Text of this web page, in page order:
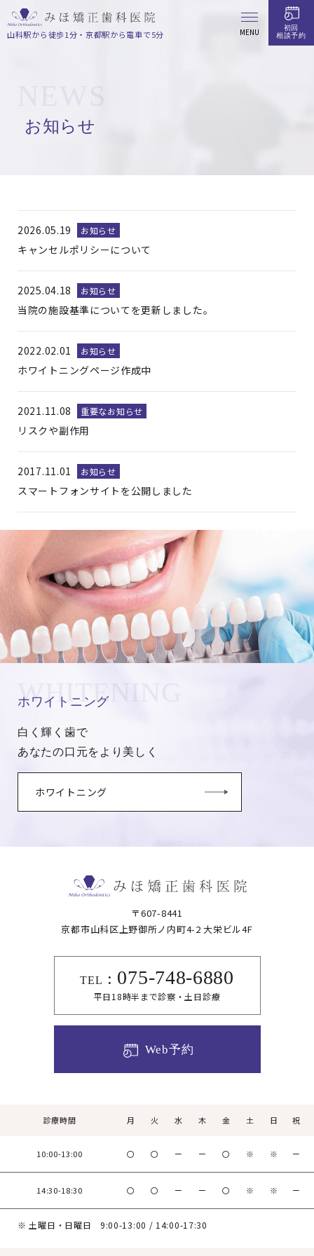
山科駅から徒歩1分・京都駅から電車で5分 MENU
初回
相談予約
お知らせ
2026.05.19 お知らせ
キャンセルポリシーについて
2025.04.18 お知らせ
当院の施設基準についてを更新しました。
2022.02.01 お知らせ
ホワイトニングページ作成中
2021.11.08 重要なお知らせ
リスクや副作用
2017.11.01 お知らせ
スマートフォンサイトを公開しました
WHITENING
ホワイトニング
白く輝く歯で
あなたの口元をより美しく
ホワイトニング
〒607-8441
京都市山科区上野御所ノ内町4-2 大栄ビル4F
TEL : 075-748-6880
平日18時半まで診察・土日診療
Web予約
診療時間 月 火 水 木 金 土 日 祝
10:00-13:00 〇 〇 ー ー 〇 ※ ※ ー
14:30-18:30 〇 〇 ー ー 〇 ※ ※ ー
※ 土曜日・日曜日 9:00-13:00 / 14:00-17:30